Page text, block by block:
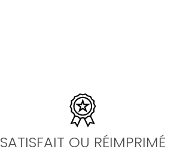
SATISFAIT OU RÉIMPRIMÉ